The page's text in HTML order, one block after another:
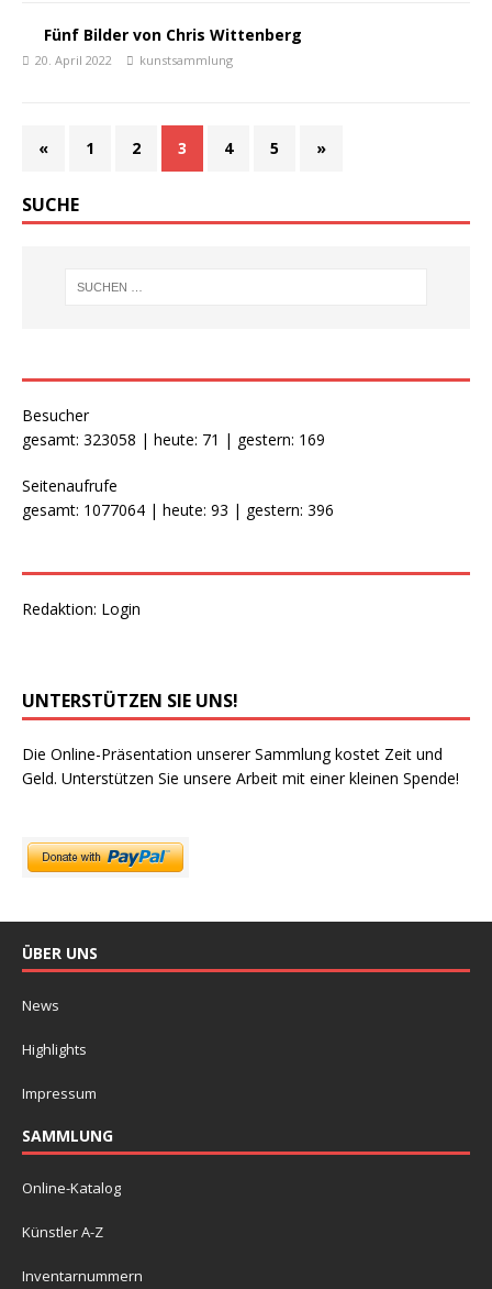
Fünf Bilder von Chris Wittenberg
20. April 2022 kunstsammlung
« 1 2 3 4 5 »
SUCHE
Besucher
gesamt: 323058 | heute: 71 | gestern: 169
Seitenaufrufe
gesamt: 1077064 | heute: 93 | gestern: 396
Redaktion: Login
UNTERSTÜTZEN SIE UNS!
Die Online-Präsentation unserer Sammlung kostet Zeit und
Geld. Unterstützen Sie unsere Arbeit mit einer kleinen Spende!
ÜBER UNS
News
Highlights
Impressum
SAMMLUNG
Online-Katalog
Künstler A-Z
Inventarnummern